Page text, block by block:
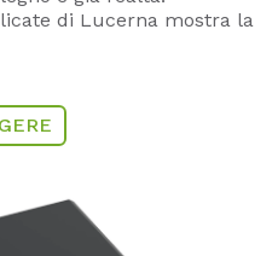
di Lucerna mostra la